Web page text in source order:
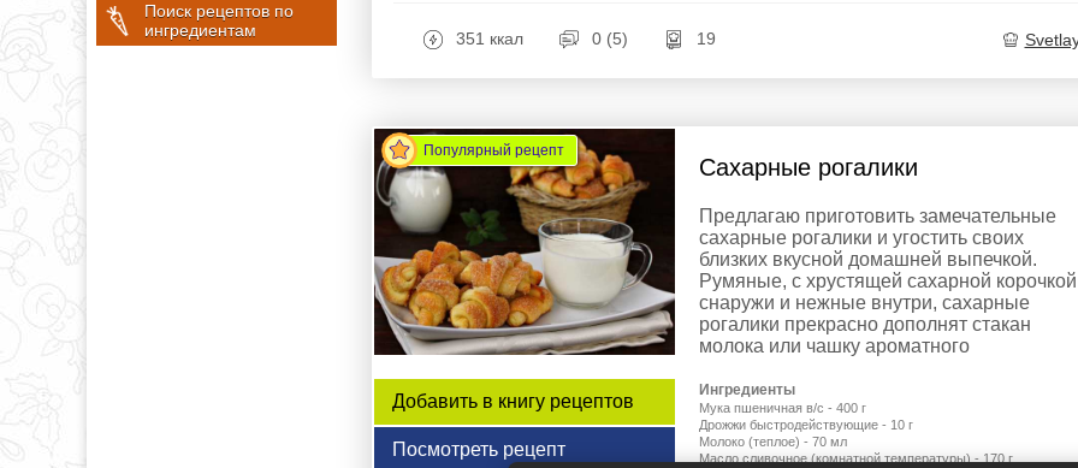
Поиск рецептов по
ингредиентам
351 ккал 0 (5) 19
Популярный рецепт
Добавить в книгу рецептов
Посмотреть рецепт
Сахарные рогалики
Предлагаю приготовить замечательные
сахарные рогалики и угостить своих
близких вкусной домашней выпечкой.
Румяные, с хрустящей сахарной корочкой
снаружи и нежные внутри, сахарные
рогалики прекрасно дополнят стакан
молока или чашку ароматного
Ингредиенты
Мука пшеничная в/c - 400 г
Дрожжи быстродействующие - 10 г
Молоко (теплое) - 70 мл
Масло сливочное (комнатной температуры) - 170 г